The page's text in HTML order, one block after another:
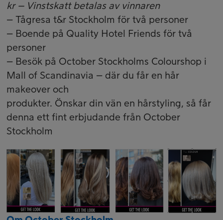
kr – Vinstskatt betalas av vinnaren
– Tågresa t&r Stockholm för två personer
– Boende på Quality Hotel Friends för två
personer
– Besök på October Stockholms Colourshop i
Mall of Scandinavia – där du får en hår
makeover och
produkter. Önskar din vän en hårstyling, så får
denna ett fint erbjudande från October
Stockholm